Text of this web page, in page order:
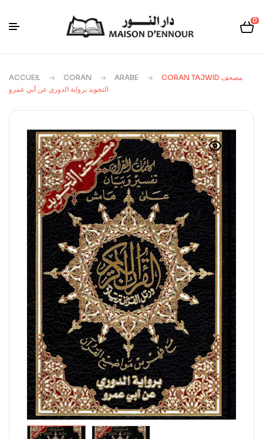
0
ACCUEIL CORAN ARABE
CORAN TAJWID مصحف
التجويد برواية الدوري عن أبي عمرو
🔍